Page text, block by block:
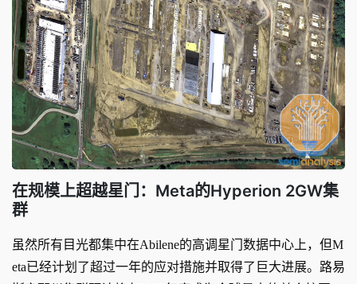
在规模上超越星门：Meta的Hyperion 2GW集
群
虽然所有目光都集中在Abilene的高调星门数据中心上，但M
eta已经计划了超过一年的应对措施并取得了巨大进展。路易